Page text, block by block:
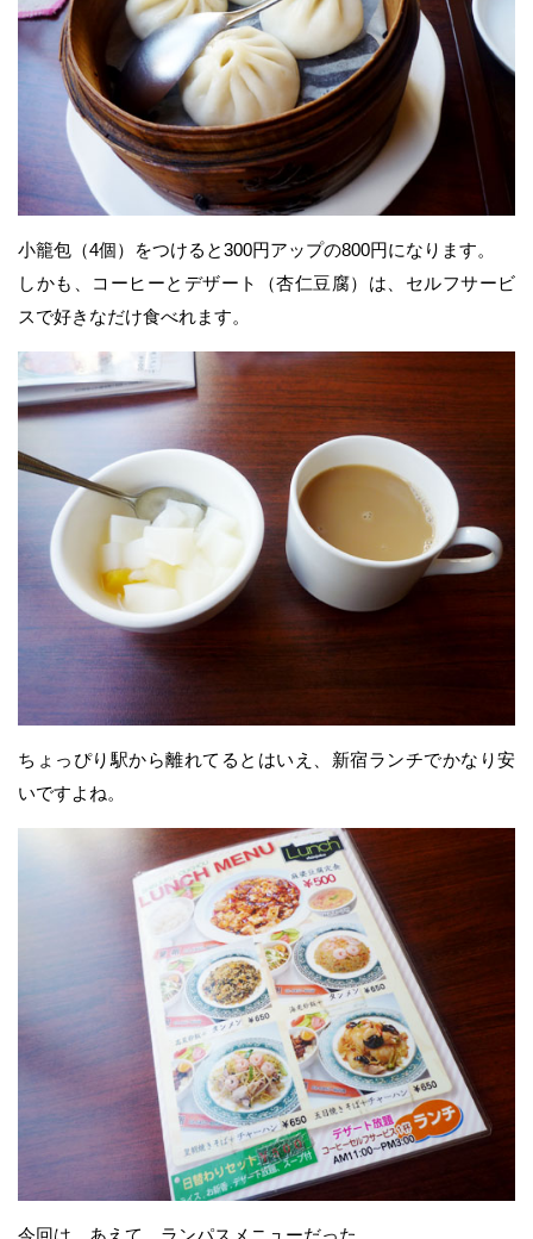
小籠包（4個）をつけると300円アップの800円になります。
しかも、コーヒーとデザート（杏仁豆腐）は、セルフサービ
スで好きなだけ食べれます。
ちょっぴり駅から離れてるとはいえ、新宿ランチでかなり安
いですよね。